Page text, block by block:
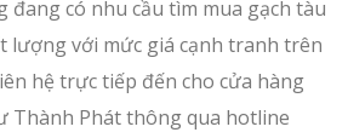
đang có nhu cầu tìm mua gạch tàu
lượng với mức giá cạnh tranh trên
hệ trực tiếp đến cho cửa hàng
Thành Phát thông qua hotline